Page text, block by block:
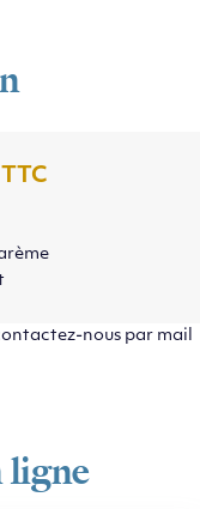
nous par mail
ligne